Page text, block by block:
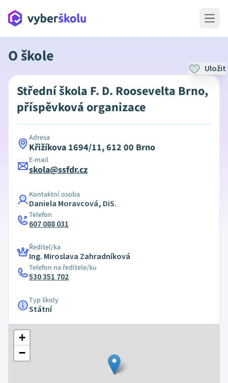
Open
O škole
Uložit
Střední škola F. D. Roosevelta Brno,
příspěvková organizace
Adresa
Křižíkova 1694/11, 612 00 Brno
E-mail
skola@ssfdr.cz
Kontaktní osoba
Daniela Moravcová, DiS.
Telefon
607 088 031
Ředitel/ka
Ing. Miroslava Zahradníková
Telefon na ředitele/ku
530 351 702
Typ školy
Státní
+
−